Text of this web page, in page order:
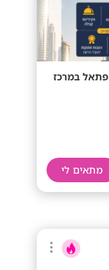
במרכז
מתאים לי